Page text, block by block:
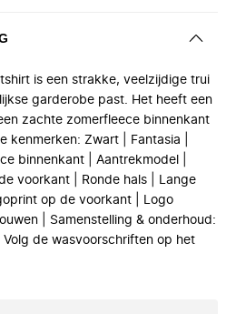
is een strakke, veelzijdige trui
garderobe past. Het heeft een
zachte zomerfleece binnenkant
kenmerken: Zwart | Fantasia |
binnenkant | Aantrekmodel |
voorkant | Ronde hals | Lange
op de voorkant | Logo
| Samenstelling & onderhoud:
de wasvoorschriften op het